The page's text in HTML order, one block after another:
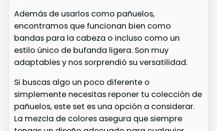
Además de usarlos como pañuelos,
encontramos que funcionan bien como
bandas para la cabeza o incluso como un
estilo único de bufanda ligera. Son muy
adaptables y nos sorprendió su versatilidad.
Si buscas algo un poco diferente o
simplemente necesitas reponer tu colección de
pañuelos, este set es una opción a considerar.
La mezcla de colores asegura que siempre